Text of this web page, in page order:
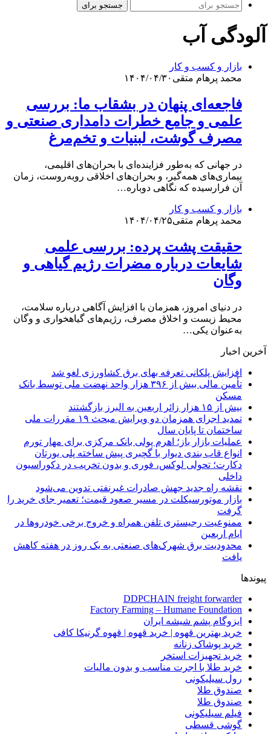
جستجو برای
آلودگی آب
بازار و کسب و کار
محمد پرهام متقی ۱۴۰۴/۰۴/۳۰
فاجعه‌ای پنهان در بشقاب ما: بررسی
علمی و جامع خطرات دامداری صنعتی و
مصرف گوشت، لبنیات و تخم‌مرغ
در جهانی که به‌طور فزاینده‌ای با بحران‌های اقلیمی،
بیماری‌های همه‌گیر، و بحران‌های اخلاقی روبه‌روست، زمان
آن فرارسیده که نگاهی دوباره…
بازار و کسب و کار
محمد پرهام متقی۱۴۰۴/۰۴/۲۵
حقیقت پشت پرده: بررسی علمی
شایعات درباره مضرات رژیم گیاهی و
وگان
در دنیای امروز، همزمان با افزایش آگاهی درباره سلامت،
محیط‌ زیست و اخلاق مصرف، رژیم‌های گیاهخواری و وگان
به‌عنوان یکی…
آخرین اخبار
افزایش پلکانی تعرفه بهای برق کشاورزی لغو شد
تأمین مالی بیش از ۳۹۶ هزار واحد نهضت ملی توسط بانک
مسکن
بیش از ۱۵ هزار زائر اربعین به البرز بازگشتند
تمدید اجرای همزمان دو ویرایش مبحث ۱۹ مقررات ملی
ساختمان تا پایان سال
عملیات بازار باز؛ اهرم پولی بانک مرکزی برای مهار تورم
انواع قاب بندی دیوار با گچبری پیش ساخته پلی یورتان
دکارت؛ تحولی لوکس، فوری و بدون تخریب در دکوراسیون
داخلی
نقشه راه جدید جهش صادرات غیرنفتی تدوین می‌شود
بازار موتورسیکلت در مسیر صعود قیمت؛ تعمیر جای خرید را
گرفت
ممنوعیت رجیستری تلفن همراه و خروج برخی خودروها در
ایام اربعین
محدودیت برق شهرک‌های صنعتی به یک روز در هفته کاهش
یافت
پیوندها
DDPCHAIN freight forwarder
Factory Farming – Humane Foundation
ایزوگام پشم شیشه ایران
خرید بهترین قهوه | خرید قهوه | قهوه گرنیکا کافی
خرید پوشاک زنانه
خرید تجهیزات استخر
خرید طلا با اجرت مناسب و بدون مالیات
رول سیلیکونی
صندوق طلا
صندوق طلا
فیلم سیلیکونی
گوشی قسطی